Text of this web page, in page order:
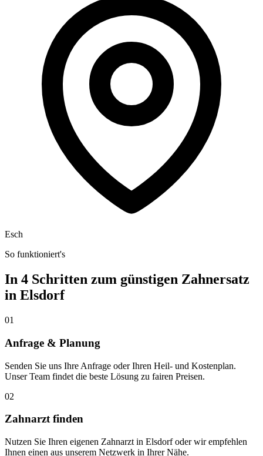
Esch
So funktioniert's
In 4 Schritten zum günstigen Zahnersatz
in Elsdorf
01
Anfrage & Planung
Senden Sie uns Ihre Anfrage oder Ihren Heil- und Kostenplan.
Unser Team findet die beste Lösung zu fairen Preisen.
02
Zahnarzt finden
Nutzen Sie Ihren eigenen Zahnarzt in Elsdorf oder wir empfehlen
Ihnen einen aus unserem Netzwerk in Ihrer Nähe.